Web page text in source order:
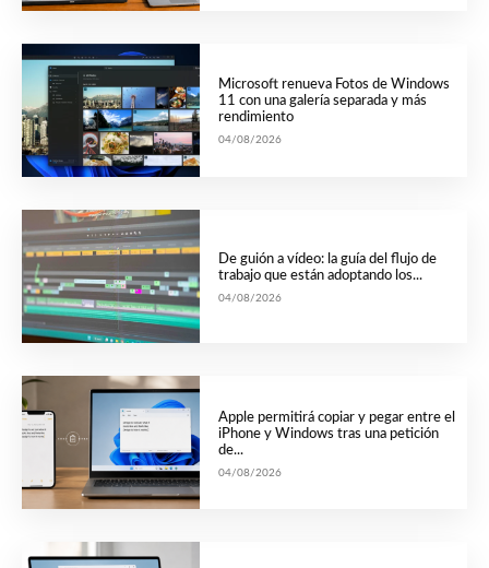
Microsoft renueva Fotos de Windows
11 con una galería separada y más
rendimiento
04/08/2026
De guión a vídeo: la guía del flujo de
trabajo que están adoptando los...
04/08/2026
Apple permitirá copiar y pegar entre el
iPhone y Windows tras una petición
de...
04/08/2026